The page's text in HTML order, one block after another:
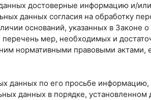
данных достоверные информацию и/
данных согласия на обработку
оснований, указанных в Законе
перечень мер, необходимых и
нормативными правовыми
данных по его просьбе
данных в порядке,